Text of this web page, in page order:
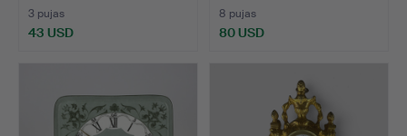
3 pujas
43 USD
8 pujas
80 USD